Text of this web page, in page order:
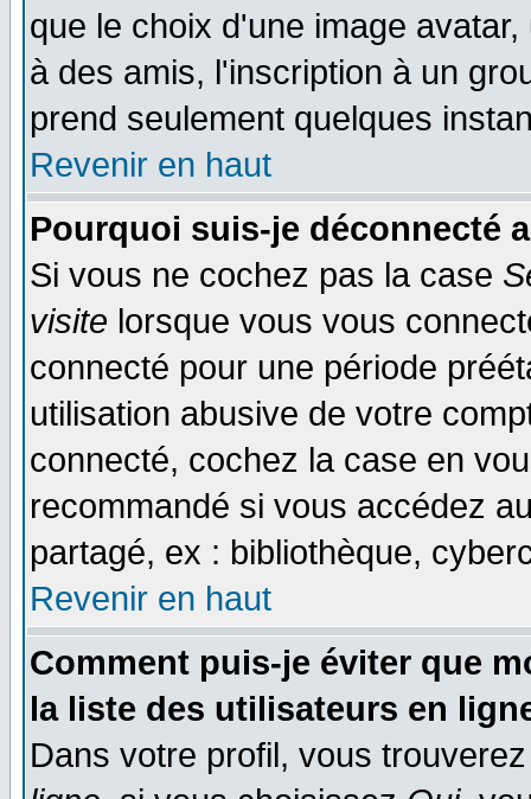
que le choix d'une image
à des amis, l'inscription à un
prend seulement quelques
Revenir en haut
Pourquoi suis-je déconnecté
Si vous ne cochez pas la case
visite lorsque vous vous
connecté pour une période
utilisation abusive de votre
connecté, cochez la case en
recommandé si vous accédez
partagé, ex : bibliothèque,
Revenir en haut
Comment puis-je éviter que
la liste des utilisateurs en
Dans votre profil, vous